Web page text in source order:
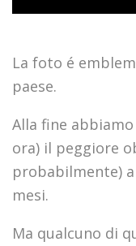
La foto é
paese.
Alla fine
ora) il peggiore
probabilmente)
mesi.
Ma qualcuno di